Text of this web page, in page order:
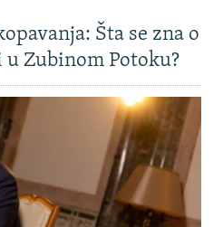
Šta se zna o
Zubinom Potoku?